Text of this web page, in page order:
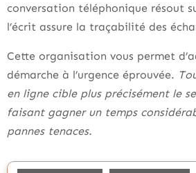
conversation téléphonique résout
l’écrit assure la traçabilité des
Cette organisation vous permet
démarche à l’urgence éprouvée.
en ligne cible plus précisément le
faisant gagner un temps
pannes tenaces.